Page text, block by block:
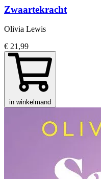
Zwaartekracht
Olivia Lewis
€ 21,99
in winkelmand